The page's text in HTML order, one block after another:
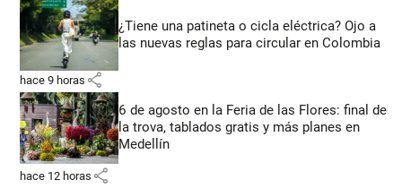
¿Tiene una patineta o cicla eléctrica? Ojo a
las nuevas reglas para circular en Colombia
hace 9 horas share
6 de agosto en la Feria de las Flores: final de
la trova, tablados gratis y más planes en
Medellín
hace 12 horas share